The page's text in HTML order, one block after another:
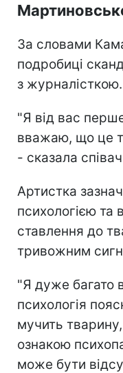
За словами
подробиці
з журналісткою.
"Я від вас
вважаю, що це
- сказала
Артистка
психологією
ставлення до
тривожним
"Я дуже багато
психологія
мучить
ознакою
може бути